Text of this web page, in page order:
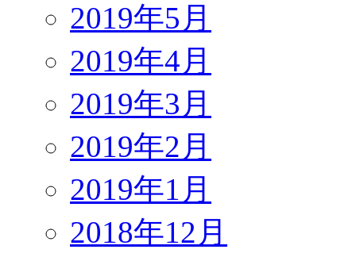
2019年5月
2019年4月
2019年3月
2019年2月
2019年1月
2018年12月